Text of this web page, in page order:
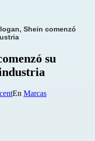
Shein comenzó
su
Categorizado
Marcas